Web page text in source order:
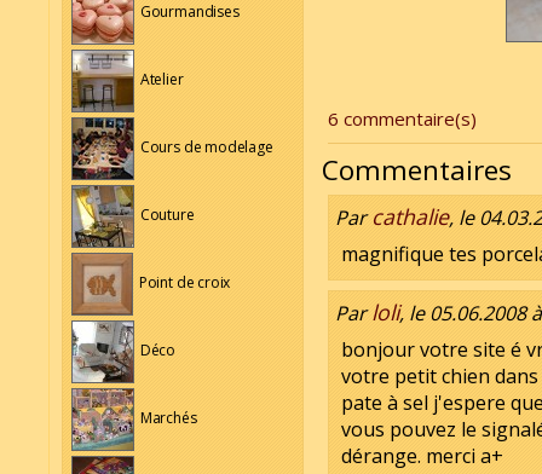
Gourmandises
Atelier
Cours de modelage
Couture
Point de croix
Déco
Marchés
6 commentaire(s)
Commentaires
Parcathalie, le
magnifique tes
Parloli, le 05.06.2008
bonjour votre site é
votre petit chien
pate à sel j'espere
vous pouvez le
dérange. merci a+